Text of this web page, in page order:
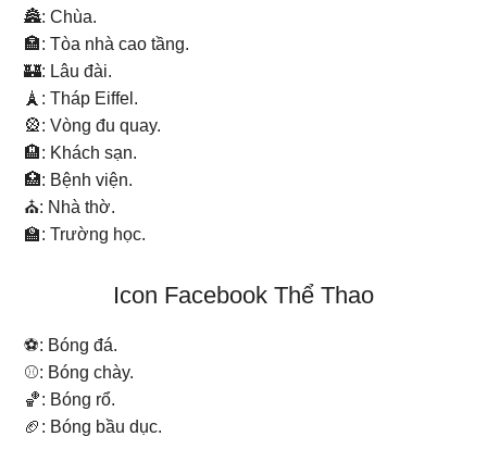
🏯: Chùa.
🏣: Tòa nhà cao tầng.
🏰: Lâu đài.
🗼: Tháp Eiffel.
🎡: Vòng đu quay.
🏨: Khách sạn.
🏥: Bệnh viện.
⛪: Nhà thờ.
🏫: Trường học.
Icon Facebook Thể Thao
⚽: Bóng đá.
⚾: Bóng chày.
🏀: Bóng rổ.
🏈: Bóng bầu dục.